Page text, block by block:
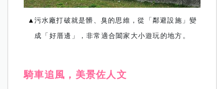
▲ 污水廠打破就是髒、臭的思維，從「鄰避設施」變
成「好厝邊」，非常適合闔家大小遊玩的地方。
騎車追風，美景佐人文